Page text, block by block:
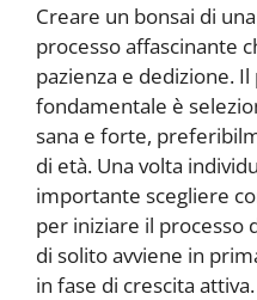
Creare un bonsai di
processo affascinante
pazienza e dedizione.
fondamentale è
sana e forte,
di età. Una volta
importante scegliere
per iniziare il processo
di solito avviene in
in fase di crescita attiva.